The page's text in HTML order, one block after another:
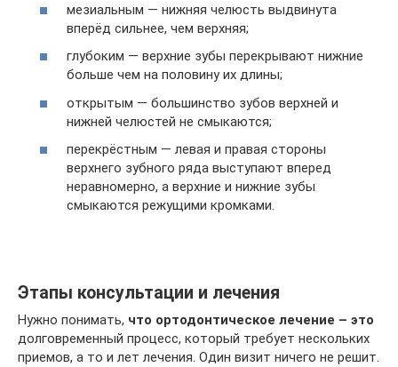
мезиальным — нижняя челюсть выдвинута
вперёд сильнее, чем верхняя;
глубоким — верхние зубы перекрывают нижние
больше чем на половину их длины;
открытым — большинство зубов верхней и
нижней челюстей не смыкаются;
перекрёстным — левая и правая стороны
верхнего зубного ряда выступают вперед
неравномерно, а верхние и нижние зубы
смыкаются режущими кромками.
Этапы консультации и лечения
Нужно понимать, что ортодонтическое лечение – это
долговременный процесс, который требует нескольких
приемов, а то и лет лечения. Один визит ничего не решит.